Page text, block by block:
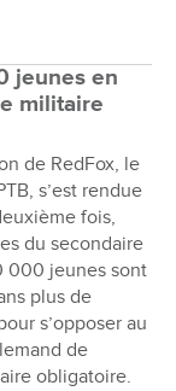
jeunes en
militaire
de RedFox, le
s’est rendue
fois,
du secondaire
000 jeunes sont
plus de
s’opposer au
de
obligatoire.